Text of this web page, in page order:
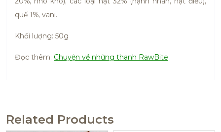
quế 1%, vani.
Khối lượng: 50g
Đọc thêm: Chuyện về những thanh RawBite
Related Products